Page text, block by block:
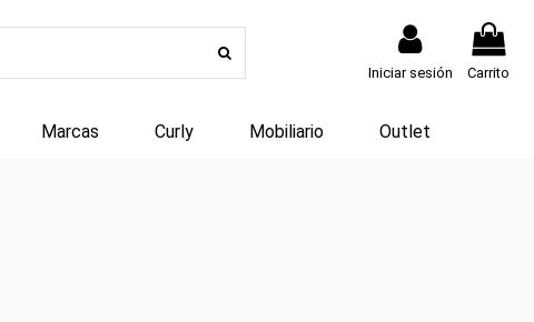
Iniciar sesión Carrito
Marcas Curly Mobiliario Outlet